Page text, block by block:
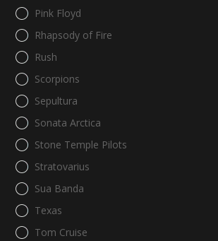
Pink Floyd
Rhapsody of Fire
Rush
Scorpions
Sepultura
Sonata Arctica
Stone Temple Pilots
Stratovarius
Sua Banda
Texas
Tom Cruise